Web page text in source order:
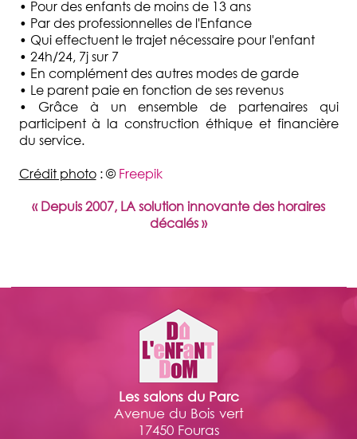
• Pour des enfants de moins de 13 ans
• Par des professionnelles de l'Enfance
• Qui effectuent le trajet nécessaire pour l'enfant
• 24h/24, 7j sur 7
• En complément des autres modes de garde
• Le parent paie en fonction de ses revenus
• Grâce à un ensemble de partenaires qui
participent à la construction éthique et financière
du service.
Crédit photo: © Freepik
« Depuis 2007, LA solution innovante des horaires
décalés »
Les salons du Parc
Avenue du Bois vert
17450 Fouras